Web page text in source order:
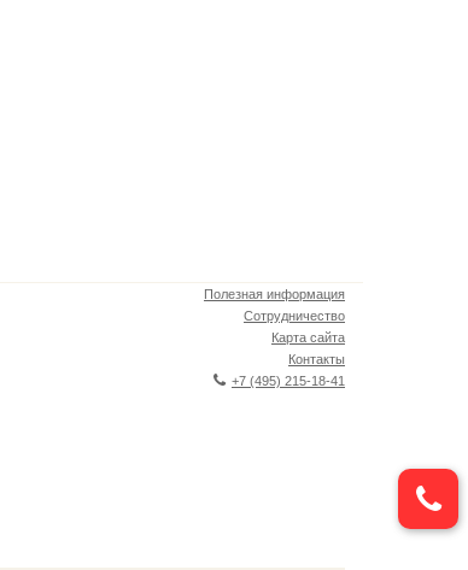
Полезная информация
Сотрудничество
Карта сайта
Контакты
+7 (495) 215-18-41